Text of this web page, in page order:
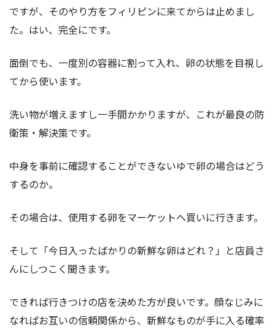
ですが、そのやり方をフィリピンに来てからは止めまし
た。はい、完全にです。
面倒でも、一度別の容器に割って入れ、卵の状態を目視し
てから使います。
洗い物が増えますし一手間かかりますが、これが最良の防
衛策・解決策です。
中身を事前に確認することができないゆで卵の場合はどう
するのか。
その場合は、使用する卵をマーケットへ買いに行きます。
そして「今日入ったばかりの新鮮な卵はどれ？」と店員さ
んにしつこく聞きます。
できれば行きつけの店を決めた方が良いです。顔なじみに
なればお互いの信頼関係から、新鮮なものが手に入る確率